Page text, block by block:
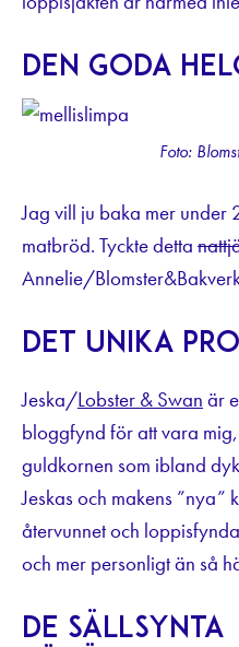
Den goda
Foto:
Jag vill ju baka mer
matbröd. Tyckte detta
Annelie/
Det unika
Jeska/Lobster & Swan är
bloggfynd för att vara
guldkornen som ibland
Jeskas och makens
återvunnet och
och mer personligt än så
De sällsynta